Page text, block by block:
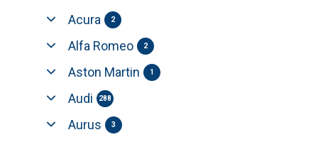
Acura 2
Alfa Romeo 2
Aston Martin 1
Audi 288
Aurus 3